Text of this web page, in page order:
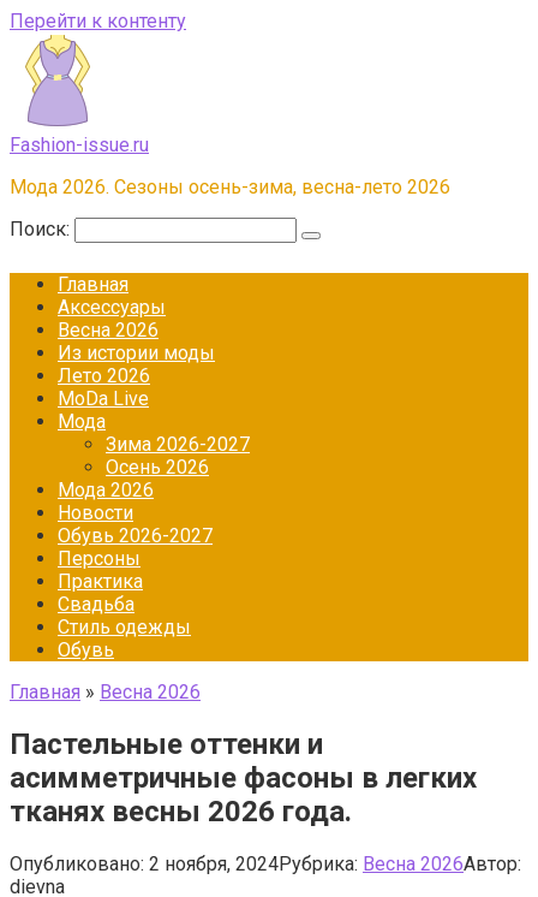
Перейти к контенту
Fashion-issue.ru
Мода 2026. Сезоны осень-зима, весна-лето 2026
Поиск:
Главная
Аксессуары
Весна 2026
Из истории моды
Лето 2026
МоDа Live
Мода
Зима 2026-2027
Осень 2026
Мода 2026
Новости
Обувь 2026-2027
Персоны
Практика
Свадьба
Стиль одежды
Обувь
Главная » Весна 2026
Пастельные оттенки и
асимметричные фасоны в легких
тканях весны 2026 года.
Опубликовано: 2 ноября, 2024Рубрика: Весна 2026Автор:
dievna